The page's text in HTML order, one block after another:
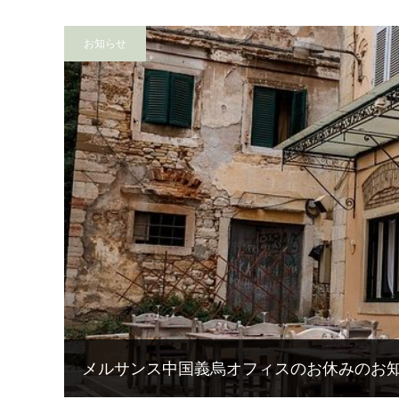
お知らせ
メルサンス中国義烏オフィスのお休みのお